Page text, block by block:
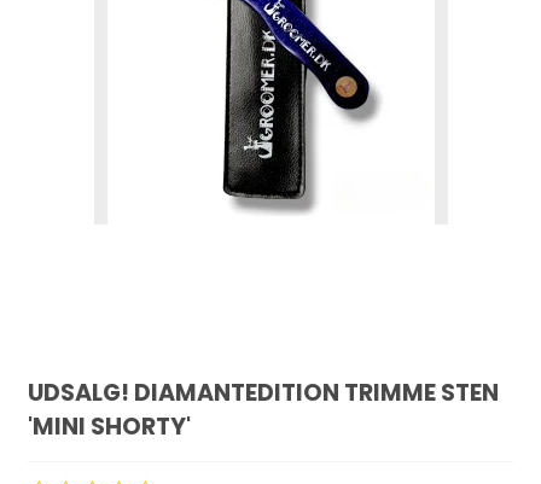
UDSALG! DIAMANTEDITION TRIMME STEN
'MINI SHORTY'